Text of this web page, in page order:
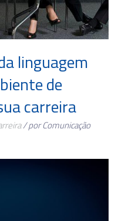
linguagem
de
carreira
/ por Comunicação